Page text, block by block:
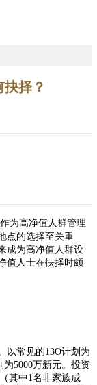
择？
为高净值人群管理
点的选择至关重
成为高净值人群设
值人士在抉择时颇
常见的13O计划为
5000万新元。投资
其中1名非家族成